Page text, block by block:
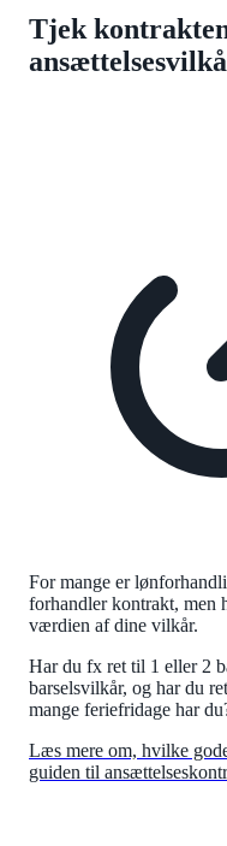
Tjek
For mange er
forhandler kontrakt, men
værdien af dine vilkår.
Har du fx ret til 1 eller 2
barselsvilkår, og har du
mange feriefridage har
Læs mere om, hvilke
guiden til